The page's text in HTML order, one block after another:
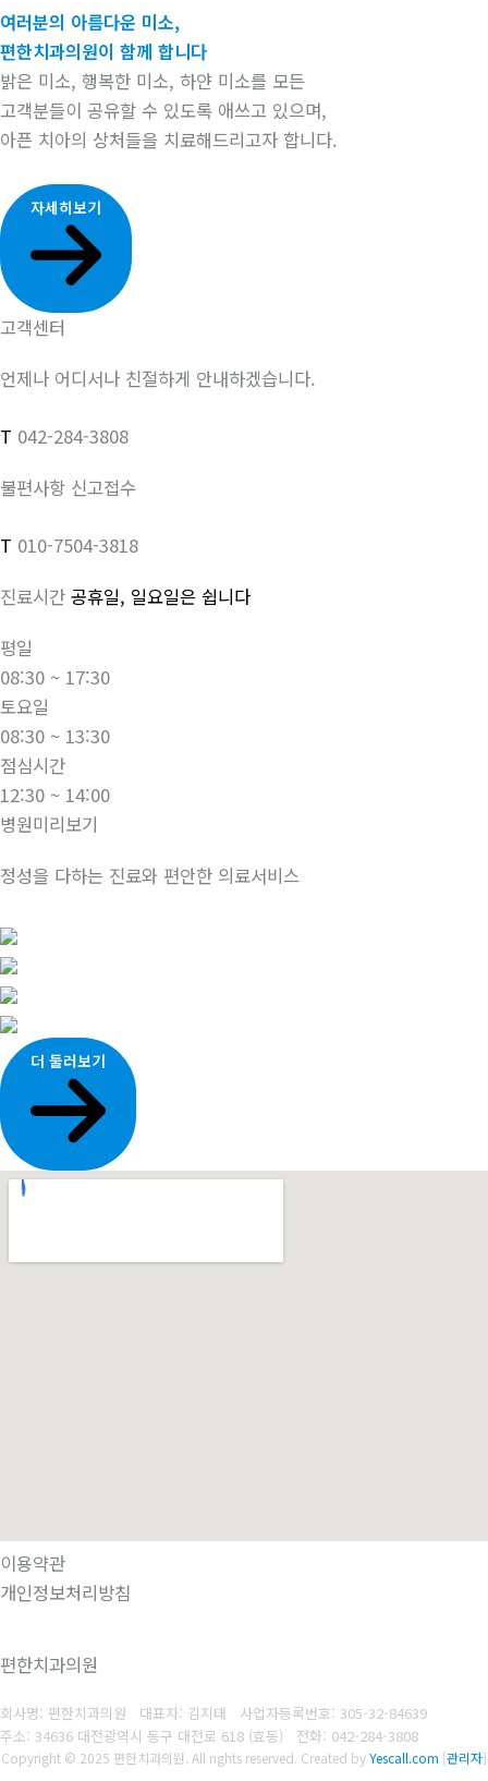
여러분의 아름다운 미소,
편한치과의원이 함께 합니다
밝은 미소, 행복한 미소, 하얀 미소를 모든
고객분들이 공유할 수 있도록 애쓰고 있으며,
아픈 치아의 상처들을 치료해드리고자 합니다.
자세히보기
고객센터
언제나 어디서나 친절하게 안내하겠습니다.
T 042-284-3808
불편사항 신고접수
T 010-7504-3818
진료시간 공휴일, 일요일은 쉽니다
평일
08:30 ~ 17:30
토요일
08:30 ~ 13:30
점심시간
12:30 ~ 14:00
병원미리보기
정성을 다하는 진료와 편안한 의료서비스
더 둘러보기
이용약관
개인정보처리방침
편한치과의원
회사명: 편한치과의원 대표자: 김지태 사업자등록번호: 305-32-84639
주소: 34636 대전광역시 동구 대전로 618 (효동) 전화: 042-284-3808
Copyright © 2025 편한치과의원. All rights reserved. Created byYescall.com [관리자]